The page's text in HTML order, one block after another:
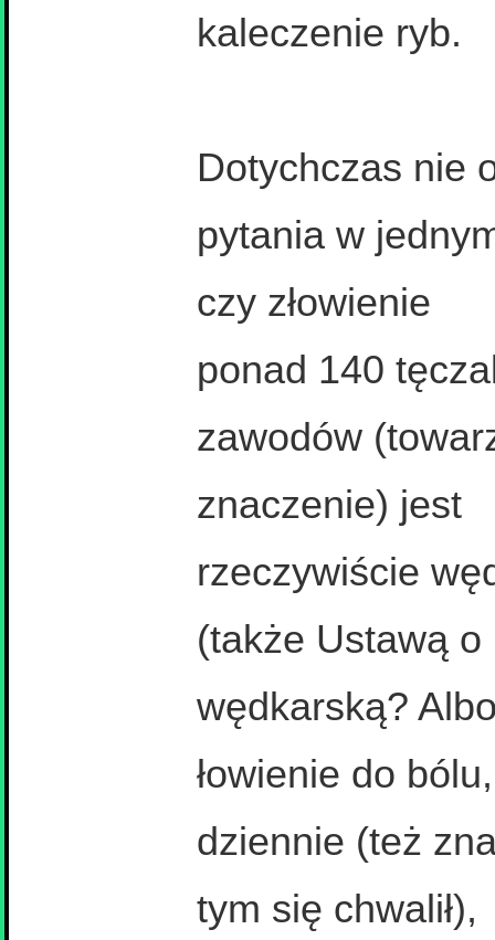
kaleczenie ryb.
Dotychczas nie
pytania w
czy złowienie
ponad 140
zawodów
znaczenie) jest
rzeczywiście
(także Ustawą o
wędkarską?
łowienie do
dziennie (też
tym się chwalił),